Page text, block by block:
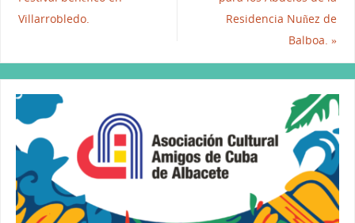
o
o
k
Villarrobledo.
Residencia Nuñez de
Balboa.»